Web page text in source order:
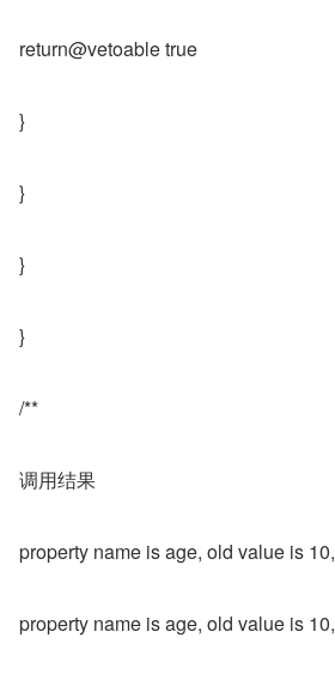
return@vetoable true
}
}
}
}
/**
调用结果
property name is age, old value is
property name is age, old value is